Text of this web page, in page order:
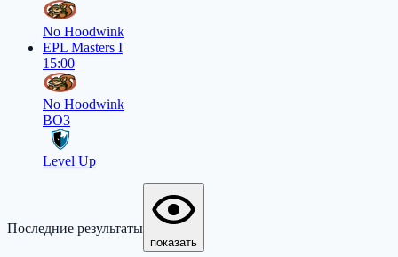
No Hoodwink
EPL Masters I
15:00
No Hoodwink
BO3
Level Up
Последние результаты
показать